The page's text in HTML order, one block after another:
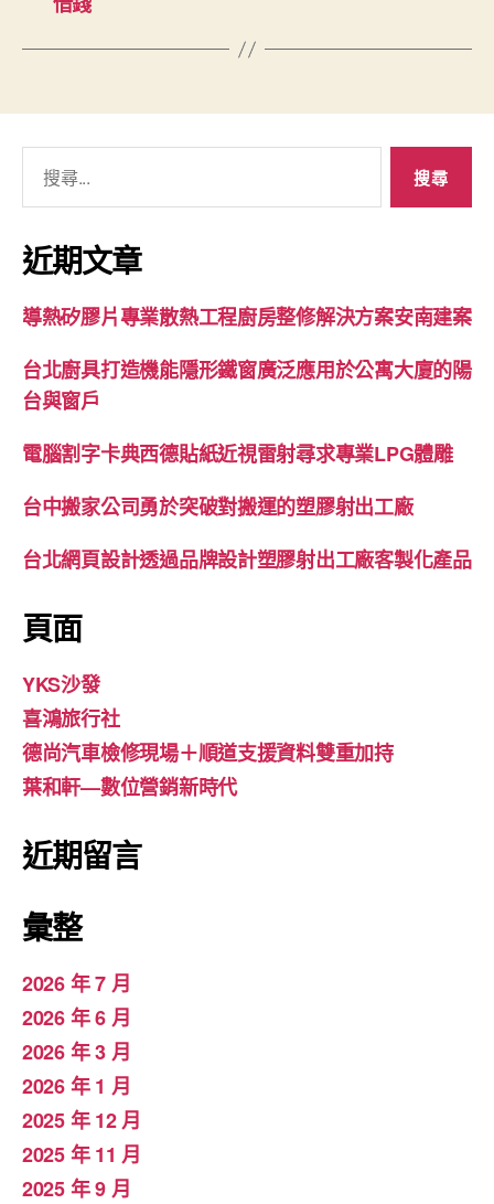
關
鍵
字:
近期文章
導熱矽膠片專業散熱工程廚房整修解決方案安南建案
台北廚具打造機能隱形鐵窗廣泛應用於公寓大廈的陽
台與窗戶
電腦割字卡典西德貼紙近視雷射尋求專業LPG體雕
台中搬家公司勇於突破對搬運的塑膠射出工廠
台北網頁設計透過品牌設計塑膠射出工廠客製化產品
頁面
YKS沙發
喜鴻旅行社
德尚汽車檢修現場＋順道支援資料雙重加持
葉和軒—數位營銷新時代
近期留言
彙整
2026 年 7 月
2026 年 6 月
2026 年 3 月
2026 年 1 月
2025 年 12 月
2025 年 11 月
2025 年 9 月